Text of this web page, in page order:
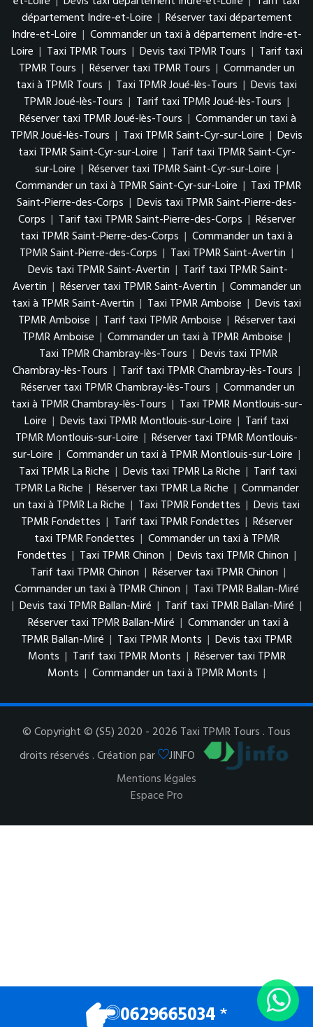
département Indre-et-Loire | Réserver taxi département
Indre-et-Loire | Commander un taxi à département Indre-et-
Loire | Taxi TPMR Tours | Devis taxi TPMR Tours | Tarif taxi
TPMR Tours | Réserver taxi TPMR Tours | Commander un
taxi à TPMR Tours | Taxi TPMR Joué-lès-Tours | Devis taxi
TPMR Joué-lès-Tours | Tarif taxi TPMR Joué-lès-Tours |
Réserver taxi TPMR Joué-lès-Tours | Commander un taxi à
TPMR Joué-lès-Tours | Taxi TPMR Saint-Cyr-sur-Loire | Devis
taxi TPMR Saint-Cyr-sur-Loire | Tarif taxi TPMR Saint-Cyr-
sur-Loire | Réserver taxi TPMR Saint-Cyr-sur-Loire |
Commander un taxi à TPMR Saint-Cyr-sur-Loire | Taxi TPMR
Saint-Pierre-des-Corps | Devis taxi TPMR Saint-Pierre-des-
Corps | Tarif taxi TPMR Saint-Pierre-des-Corps | Réserver
taxi TPMR Saint-Pierre-des-Corps | Commander un taxi à
TPMR Saint-Pierre-des-Corps | Taxi TPMR Saint-Avertin |
Devis taxi TPMR Saint-Avertin | Tarif taxi TPMR Saint-
Avertin | Réserver taxi TPMR Saint-Avertin | Commander un
taxi à TPMR Saint-Avertin | Taxi TPMR Amboise | Devis taxi
TPMR Amboise | Tarif taxi TPMR Amboise | Réserver taxi
TPMR Amboise | Commander un taxi à TPMR Amboise |
Taxi TPMR Chambray-lès-Tours | Devis taxi TPMR
Chambray-lès-Tours | Tarif taxi TPMR Chambray-lès-Tours |
Réserver taxi TPMR Chambray-lès-Tours | Commander un
taxi à TPMR Chambray-lès-Tours | Taxi TPMR Montlouis-sur-
Loire | Devis taxi TPMR Montlouis-sur-Loire | Tarif taxi
TPMR Montlouis-sur-Loire | Réserver taxi TPMR Montlouis-
sur-Loire | Commander un taxi à TPMR Montlouis-sur-Loire |
Taxi TPMR La Riche | Devis taxi TPMR La Riche | Tarif taxi
TPMR La Riche | Réserver taxi TPMR La Riche | Commander
un taxi à TPMR La Riche | Taxi TPMR Fondettes | Devis taxi
TPMR Fondettes | Tarif taxi TPMR Fondettes | Réserver
taxi TPMR Fondettes | Commander un taxi à TPMR
Fondettes | Taxi TPMR Chinon | Devis taxi TPMR Chinon |
Tarif taxi TPMR Chinon | Réserver taxi TPMR Chinon |
Commander un taxi à TPMR Chinon | Taxi TPMR Ballan-Miré
| Devis taxi TPMR Ballan-Miré | Tarif taxi TPMR Ballan-Miré |
Réserver taxi TPMR Ballan-Miré | Commander un taxi à
TPMR Ballan-Miré | Taxi TPMR Monts | Devis taxi TPMR
Monts | Tarif taxi TPMR Monts | Réserver taxi TPMR
Monts | Commander un taxi à TPMR Monts |
© Copyright © (S5) 2020 - 2026 Taxi TPMR Tours . Tous
droits réservés . Création par
JINFO
Mentions légales
Espace Pro
0629665034*